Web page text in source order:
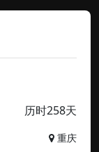
历时258天
重庆